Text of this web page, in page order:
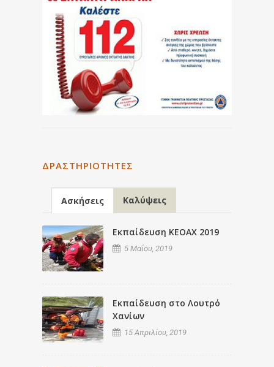
ΔΡΑΣΤΗΡΙΌΤΗΤΕΣ
Ασκήσεις Καλύψεις
Εκπαίδευση ΚΕΟΑΧ 2019
5 Μαΐου, 2019
Εκπαίδευση στο Λουτρό
Χανίων
15 Απριλίου, 2019